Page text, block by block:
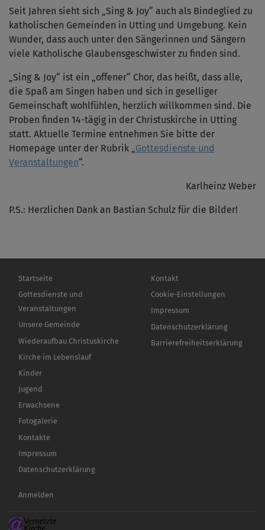
Seit Jahren sieht sich „Sing & Joy“ auch als Bindeglied zu
katholischen Gemeinden in Utting und Umgebung. Kein
Wunder, dass auch unter den Sängerinnen und Sängern
viele Katholische Glaubensgeschwister zu finden sind.
„Sing & Joy“ ist ein „offener“ Chor, das heißt, dass alle,
die Spaß am Singen haben und sich in geselliger
Gemeinschaft wohlfühlen, herzlich willkommen sind. Die
Proben finden 14-tägig in der Christuskirche in Utting
statt. Aktuelle Termine entnehmen Sie bitte der
Homepage unter der Rubrik „ Gottesdienste und
Veranstaltungen“.
Karlheinz Weber
P.S.: Herzlichen Dank an Bastian Schulz für die Bilder!
Hauptnavigation
Startseite
Gottesdienste und
Veranstaltungen
Unsere Gemeinde
Wiederaufbau Christuskirche
Kirche im Lebenslauf
Kinder
Jugend
Erwachsene
Fotogalerie
Kontakte
Impressum
Datenschutzerklärung
Fußbereichsmenü
Kontakt
Cookie-Einstellungen
Impressum
Datenschutzerklärung
Barrierefreiheitserklärung
Benutzermenü
Anmelden